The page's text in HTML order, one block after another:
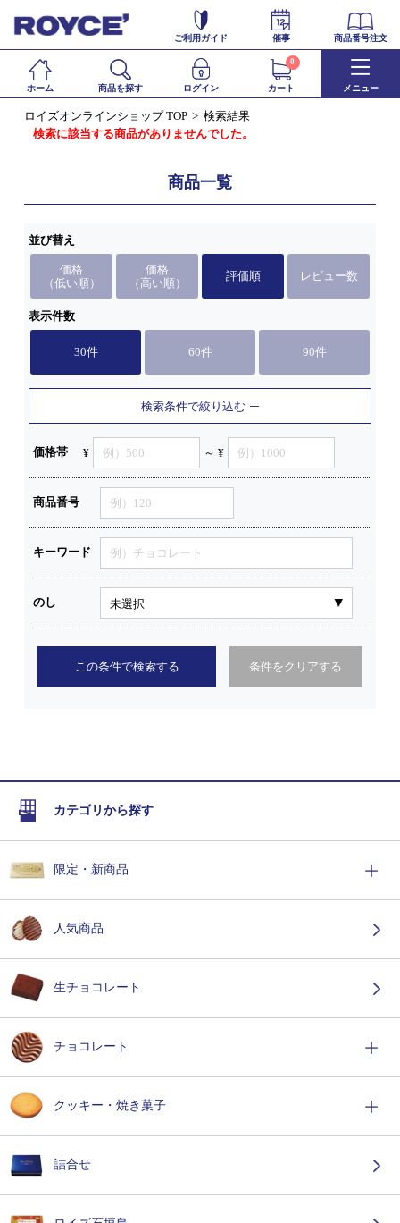
ご利用ガイド 催事 商品番号注文
ホーム 商品を探す ログイン カート
0
メニュー
ロイズオンラインショップ TOP
検索結果
検索に該当する商品がありませんでした。
商品一覧
並び替え
価格
（低い順）
価格
（高い順）
評価順 レビュー数
表示件数
30件 60件 90件
検索条件で絞り込む
価格帯 ¥ ～ ¥
商品番号
キーワード
のし
この条件で検索する 条件をクリアする
カテゴリから探す
限定・新商品
人気商品
生チョコレート
チョコレート
クッキー・焼き菓子
詰合せ